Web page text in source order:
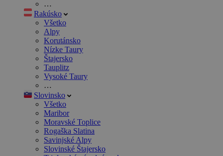
…
Rakúsko
Všetko
Alpy
Korutánsko
Nízke Taury
Štajersko
Tauplitz
Vysoké Taury
…
Slovinsko
Všetko
Maribor
Moravské Toplice
Rogaška Slatina
Savinjské Alpy
Slovinské Štajersko